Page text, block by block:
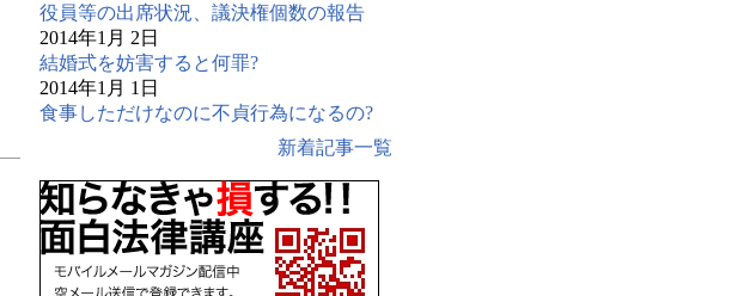
役員等の出席状況、議決権個数の報告
2014年1月 2日
結婚式を妨害すると何罪?
2014年1月 1日
食事しただけなのに不貞行為になるの?
新着記事一覧